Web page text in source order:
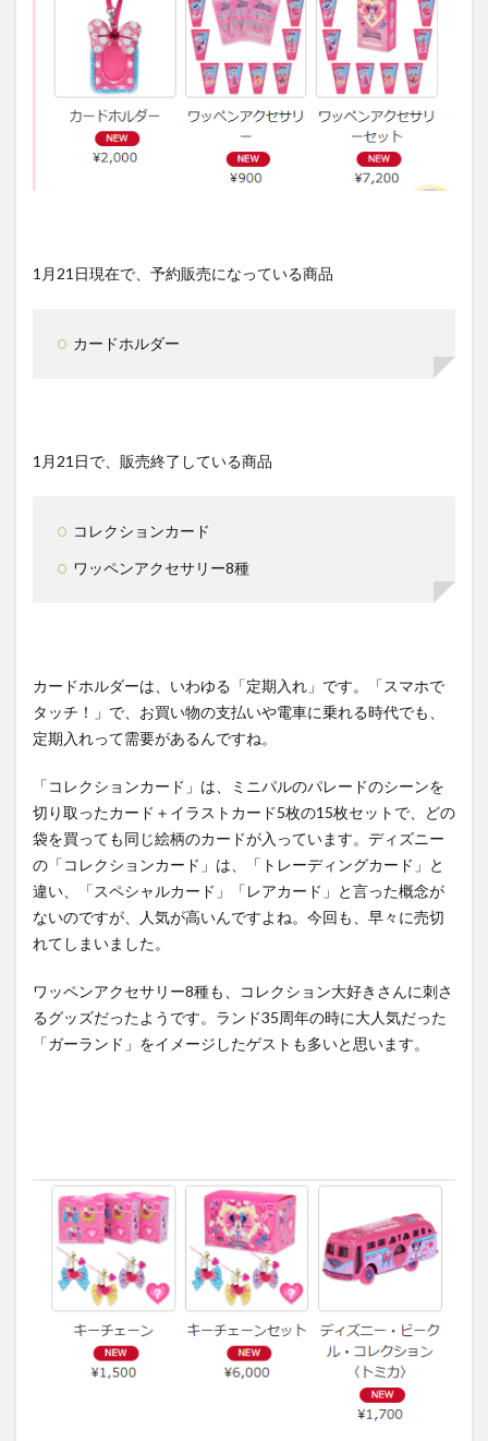
1月21日現在で、予約販売になっている商品
カードホルダー
1月21日で、販売終了している商品
コレクションカード
ワッペンアクセサリー8種
カードホルダーは、いわゆる「定期入れ」です。「スマホで
タッチ！」で、お買い物の支払いや電車に乗れる時代でも、
定期入れって需要があるんですね。
「コレクションカード」は、ミニパルのパレードのシーンを
切り取ったカード＋イラストカード5枚の15枚セットで、どの
袋を買っても同じ絵柄のカードが入っています。ディズニー
の「コレクションカード」は、「トレーディングカード」と
違い、「スペシャルカード」「レアカード」と言った概念が
ないのですが、人気が高いんですよね。今回も、早々に売切
れてしまいました。
ワッペンアクセサリー8種も、コレクション大好きさんに刺さ
るグッズだったようです。ランド35周年の時に大人気だった
「ガーランド」をイメージしたゲストも多いと思います。